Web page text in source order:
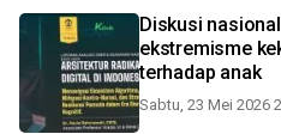
Diskusi
ekstremisme
terhadap anak
Sabtu, 23 Mei 2026